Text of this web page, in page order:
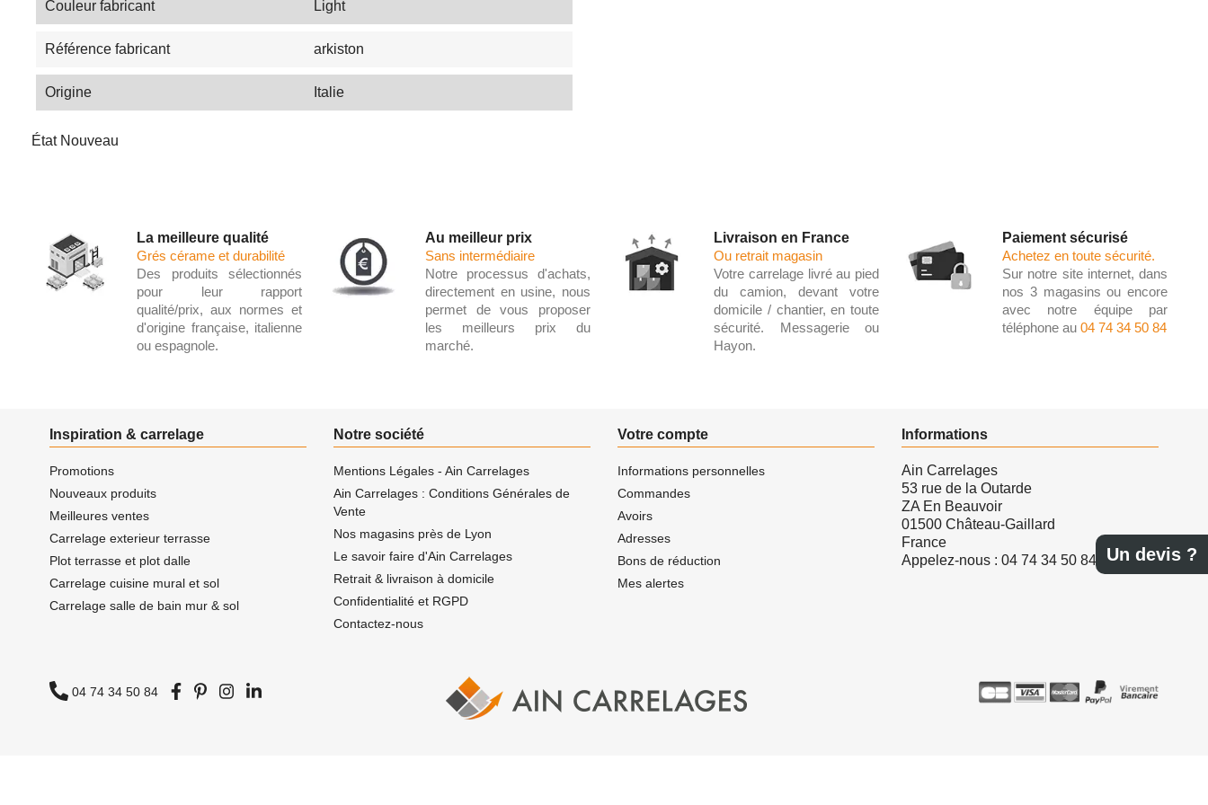
Un devis ?
Couleur fabricant Light
Référence fabricant arkiston
Origine Italie
État Nouveau
La meilleure qualité
Grés cérame et durabilité
Des produits sélectionnés
pour leur rapport
qualité/prix, aux normes et
d'origine française, italienne
ou espagnole.
Au meilleur prix
Sans intermédiaire
Notre processus d'achats,
directement en usine, nous
permet de vous proposer
les meilleurs prix du
marché.
Livraison en France
Ou retrait magasin
Votre carrelage livré au pied
du camion, devant votre
domicile / chantier, en toute
sécurité. Messagerie ou
Hayon.
Paiement sécurisé
Achetez en toute sécurité.
Sur notre site internet, dans
nos 3 magasins ou encore
avec notre équipe par
téléphone au 04 74 34 50 84
Inspiration & carrelage
Promotions
Nouveaux produits
Meilleures ventes
Carrelage exterieur terrasse
Plot terrasse et plot dalle
Carrelage cuisine mural et sol
Carrelage salle de bain mur & sol
Notre société
Mentions Légales - Ain Carrelages
Ain Carrelages : Conditions Générales de
Vente
Nos magasins près de Lyon
Le savoir faire d'Ain Carrelages
Retrait & livraison à domicile
Confidentialité et RGPD
Contactez-nous
Votre compte
Informations personnelles
Commandes
Avoirs
Adresses
Bons de réduction
Mes alertes
Informations
Ain Carrelages
53 rue de la Outarde
ZA En Beauvoir
01500 Château-Gaillard
France
Appelez-nous : 04 74 34 50 84
04 74 34 50 84